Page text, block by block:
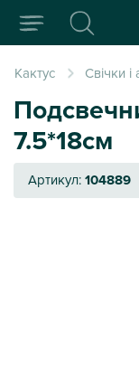
Кактус Свічки
7.5*18см
Артикул:104889